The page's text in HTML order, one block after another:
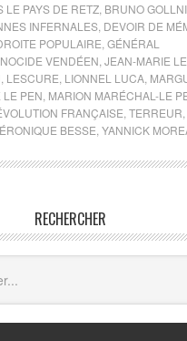
LE PAYS DE RETZ, BRUNO
INFERNALES, DEVOIR DE
POPULAIRE GÉNÉRAL
VENDÉEN JEAN-MARIE
LESCURE LIONNEL LUCA,
LE PEN MARION MARÉCHAL-LE
FRANÇAISE TERREUR
BESSE YANNICK
RECHERCHER